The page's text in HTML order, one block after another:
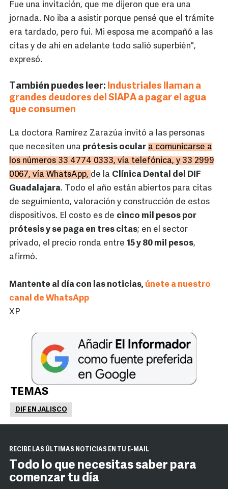
Fue una invitación, que me dijeron que era una
jornada. No iba a asistir porque pensé que el trámite
era tardado, pero fui. Mi esposa me acompañó a las
citas y de ahí en adelante todo salió superbién",
expresó.
También puedes leer: Industriales llaman a
grandes deudores del SIAPA a pagar el agua
que consumen
La doctora Ramírez Zarazúa invitó a las personas
que necesiten una prótesis ocular a comunicarse a
los números 33 4774 0333, vía telefónica, y 33 2999
0067, vía WhatsApp, de la Clínica Dental del DIF
Guadalajara. Todo el año están abiertos para citas
de seguimiento, valoración y construcción de estos
dispositivos. El costo es de cinco mil pesos por
prótesis y se paga en tres citas; en el sector
privado, el precio ronda entre 15 y 80 mil pesos,
afirmó.
Mantente al día con las noticias, únete a nuestro
canal de WhatsApp
XP
TEMAS
DIF EN JALISCO
RECIBE LAS ÚLTIMAS NOTICIAS EN TU E-MAIL
Todo lo que necesitas saber para
comenzar tu día